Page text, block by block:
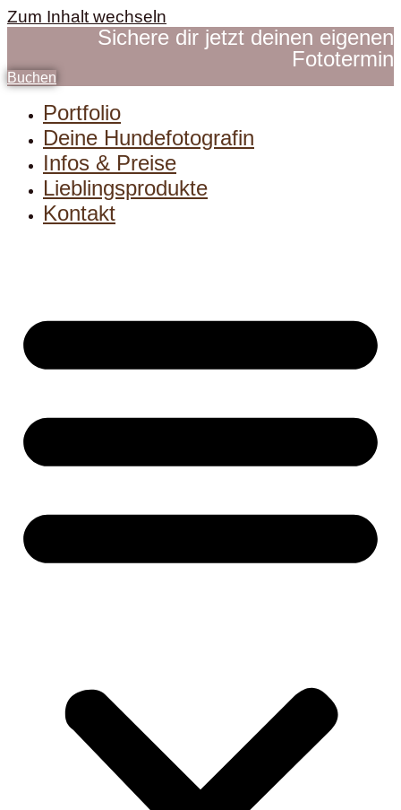
Zum Inhalt wechseln
Sichere dir jetzt deinen eigenen
Fototermin
Buchen
Portfolio
Deine Hundefotografin
Infos & Preise
Lieblingsprodukte
Kontakt